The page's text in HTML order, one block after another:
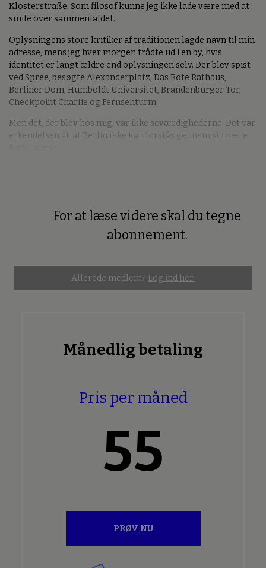
Klosterstraße. Som filosof kunne jeg ikke lade være med at
smile over sammenfaldet.
Oplysningens store kritiker af traditionen lagde navn til min
adresse, mens jeg hver morgen trådte ud i en by, hvis
identitet er langt ældre end oplysningen selv. Der blev spist
ved Spree, besøgte Alexanderplatz, Das Rote Rathaus,
Berliner Dom, Humboldt Universitet, Brandenburger Tor,
Checkpoint Charlie og Fernsehturm.
Men det, der blev hos mig, var ikke seværdighederne. Det var
erkendelsen af, at Berlin ikke kan forstås gennem sin nære
For at læse videre skal du tegne
abonnement.
Allerede medlem? Log ind her.
Månedlig betaling
Pris per måned
55
PRØV NU